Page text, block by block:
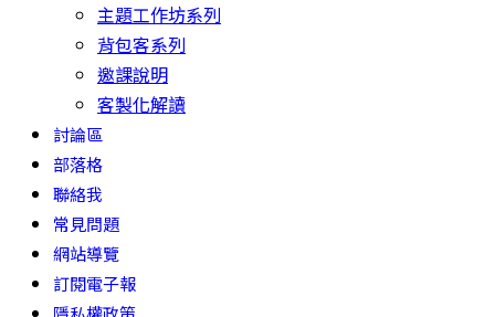
主題工作坊系列
背包客系列
邀課說明
客製化解讀
討論區
部落格
聯絡我
常見問題
網站導覽
訂閱電子報